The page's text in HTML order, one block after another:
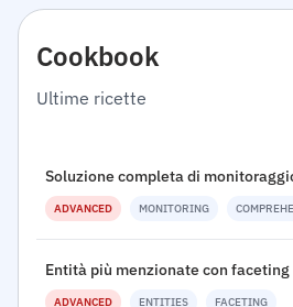
Cookbook
Ultime ricette
Soluzione completa di
ADVANCED MONITORING
Entità più menzionate con faceting
ADVANCED ENTITIES FACETING